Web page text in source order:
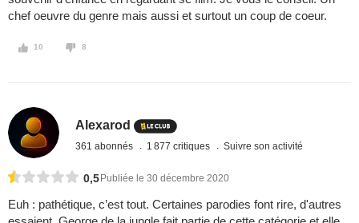
chef oeuvre du genre mais aussi et surtout un coup de coeur.
10 8
Alexarod
361 abonnés 1 877 critiques Suivre son activité
0,5 Publiée le 30 décembre 2020
Euh : pathétique, c’est tout. Certaines parodies font rire, d'autres